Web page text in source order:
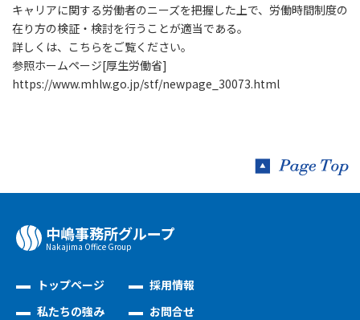
キャリアに関する労働者のニーズを把握した上で、労働時間制度の
在り方の検証・検討を行うことが適当である。
詳しくは、こちらをご覧ください。
参照ホームページ[厚生労働省]
https://www.mhlw.go.jp/stf/newpage_30073.html
中嶋事務所グループ
Nakajima Oﬃce Group
トップページ
私たちの強み
採用情報
お問合せ